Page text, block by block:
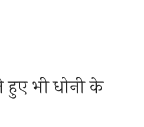
हुए भी धोनी के